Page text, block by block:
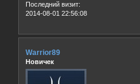
Последний визит:
2014-08-01 22:56:08
Warrior89
Новичек